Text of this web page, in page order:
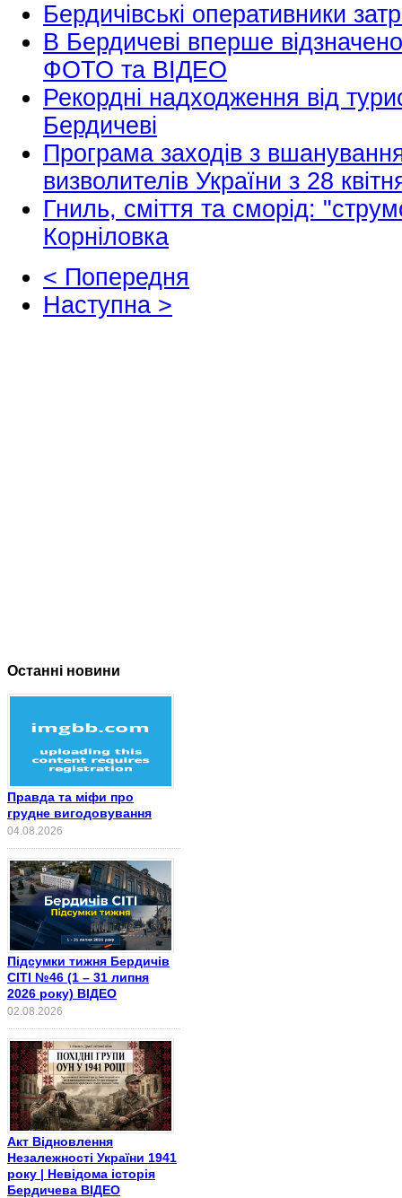
Бердичівські оперативники
В Бердичеві вперше
ФОТО та ВІДЕО
Рекордні надходження від
Бердичеві
Програма заходів з
визволителів України з 28
Гниль, сміття та сморід:
Корніловка
< Попередня
Наступна >
Останні новини
Правда та міфи про
грудне вигодовування
04.08.2026
Підсумки тижня Бердичів
СІТІ №46 (1 – 31 липня
2026 року) ВІДЕО
02.08.2026
Акт Відновлення
Незалежності України 1941
року | Невідома історія
Бердичева ВІДЕО